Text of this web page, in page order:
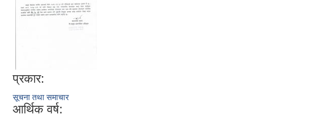
प्रकार:
सूचना तथा समाचार
आर्थिक वर्ष: